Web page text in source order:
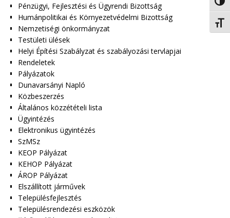
Pénzügyi, Fejlesztési és Ügyrendi Bizottság
Humánpolitikai és Környezetvédelmi Bizottság
Nemzetiségi önkormányzat
Testületi ülések
Helyi Építési Szabályzat és szabályozási tervlapjai
Rendeletek
Pályázatok
Dunavarsányi Napló
Közbeszerzés
Általános közzétételi lista
Ügyintézés
Elektronikus ügyintézés
SzMSz
KEOP Pályázat
KEHOP Pályázat
ÁROP Pályázat
Elszállított járművek
Településfejlesztés
Településrendezési eszközök